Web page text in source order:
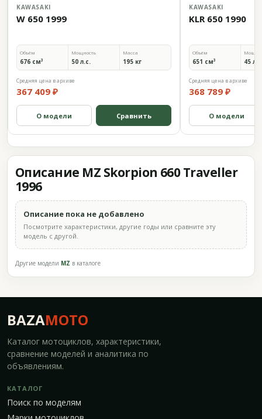
KAWASAKI
W 650 1999
Объём
676 см³
Мощность
50 л.с.
Масса
195 кг
Средняя цена в архиве
367 409 ₽
О модели Сравнить
KAWASAKI
KLR 650 1990
Объём
651 см³ 45
Средняя цена в архиве
368 789 ₽
О модели
Описание MZ Skorpion 660 Traveller
1996
Описание пока не добавлено
Посмотрите характеристики, другие годы или сравните эту
модель с другой.
Другие модели MZ в каталоге
BAZAMOTO
Каталог мотоциклов, характеристики,
сравнение моделей и аналитика по
объявлениям.
КАТАЛОГ
Поиск по моделям